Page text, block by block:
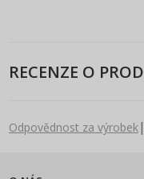
RECENZE O
Odpovědnost za výrobek|